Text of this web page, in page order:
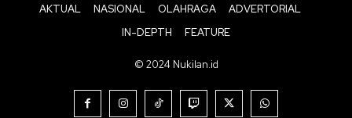
AKTUAL NASIONAL OLAHRAGA
ADVERTORIAL
IN-DEPTH
FEATURE
© 2024 Nukilan.id